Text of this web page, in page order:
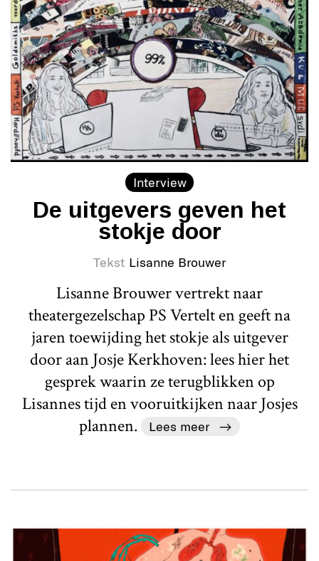
Interview
De uitgevers geven het
stokje door
Tekst Lisanne Brouwer
Lisanne Brouwer vertrekt naar
theatergezelschap PS Vertelt en geeft na
jaren toewijding het stokje als uitgever
door aan Josje Kerkhoven: lees hier het
gesprek waarin ze terugblikken op
Lisannes tijd en vooruitkijken naar Josjes
plannen.
Lees meer